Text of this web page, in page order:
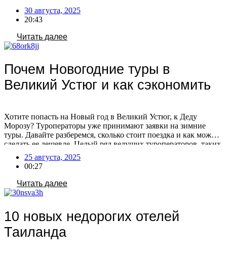
Чтобы облегчить ваш выбор, мы собрали новую подборку из
10 семейных отелей от 3 звёзд с хорошими оценками и
привлекательными ценами. Выбирайте свой […]
30 августа, 2025
20:43
Читать далее
Почем Новогодние туры в
Великий Устюг и как сэкономить
Хотите попасть на Новый год в Великий Устюг, к Деду
Морозу? Туроператоры уже принимают заявки на зимние
туры. Давайте разберемся, сколько стоит поездка и как можно
сделать ее дешевле. Целый ряд ведущих туроператоров, таких
как «Интурист», Coral Travel, «Дельфин», АЛЕАН,
FUN&SUN, «Мультитур», Anex и «Русский Экспресс», уже
начали принимать заявки на туры в Вотчину Деда […]
25 августа, 2025
00:27
Читать далее
10 новых недорогих отелей
Таиланда